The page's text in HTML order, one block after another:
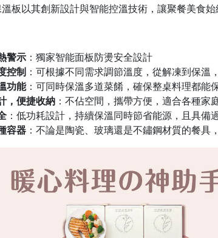
板以其創新設計與智能控溫技術，讓聚餐美食
警示 ：獨家智能面板防燙安全設計
控制 ：可根據不同需求調節溫度，從解凍到保溫
功能：可同時保溫多道菜餚，確保整桌料理都能
，便捷收納 ：不佔空間，攜帶方便，適合各種家
：低功耗設計，持續保溫同時節省能源，且具備
容器 ：不論是陶瓷、玻璃還是不鏽鋼材質的餐具